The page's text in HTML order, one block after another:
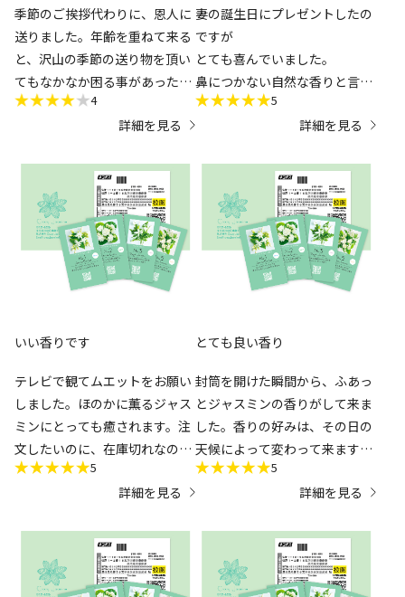
季節のご挨拶代わりに、恩人に
送りました。年齢を重ねて来る
と、沢山の季節の送り物を頂い
てもなかなか困る事があったそ
うです。そんな中、水素水はと
ても喜んで頂けました。好き嫌
期待できるのが、嬉しかったと
のことです。ちょっと付加価値
のある水は喜ばれるようで良か
ったと思いました。
4
詳細を見る
妻の誕生日にプレゼントしたの
ですが
とても喜んでいました。
鼻につかない自然な香りと言っ
てました。
5
詳細を見る
いい香りです
テレビで観てムエットをお願い
しました。ほのかに薫るジャス
ミンにとっても癒されます。注
文したいのに、在庫切れなのが
残念です。
5
詳細を見る
とても良い香り
封筒を開けた瞬間から、ふあっ
とジャスミンの香りがして来ま
した。香りの好みは、その日の
天候によって変わって来ます
が、高温多湿の今の時期は、
NO1かNO3が好みです。
5
詳細を見る